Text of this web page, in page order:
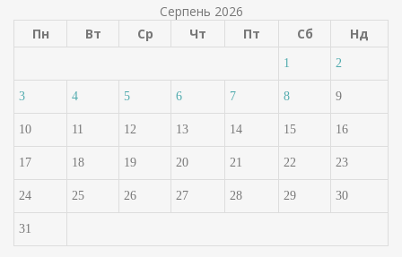
Серпень 2026
Пн
Вт Ср Чт Пт Сб Нд
1 2
3 4 5 6 7 8 9
10 11 12 13 14 15 16
17 18 19 20 21 22 23
24 25 26 27 28 29 30
31